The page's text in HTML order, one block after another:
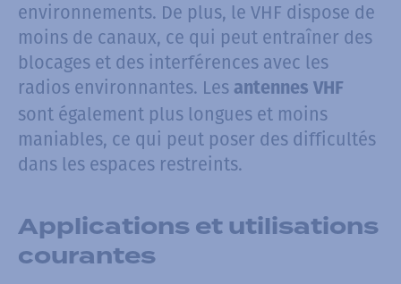
environnements. De plus, le VHF dispose de
moins de canaux, ce qui peut entraîner des
blocages et des interférences avec les
radios environnantes. Les antennes VHF
sont également plus longues et moins
maniables, ce qui peut poser des difficultés
dans les espaces restreints.
Applications et utilisations
courantes